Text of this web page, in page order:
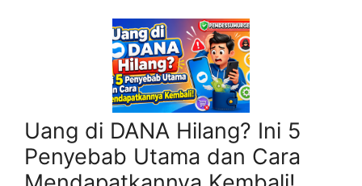
Uang di DANA Hilang? Ini 5
Penyebab Utama dan Cara